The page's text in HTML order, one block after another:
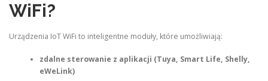
WiFi?
Urządzenia IoT WiFi to inteligentne moduły, które umożliwiają:
zdalne sterowanie z aplikacji (Tuya, Smart Life, Shelly,
eWeLink)